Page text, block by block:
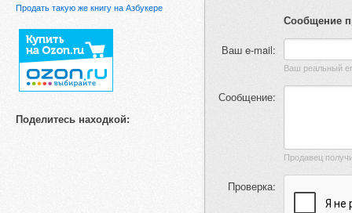
Продать такую же книгу на Азбукере
Поделитесь находкой:
Сообщение
Ваш e-mail:
Сообщение:
Проверка: